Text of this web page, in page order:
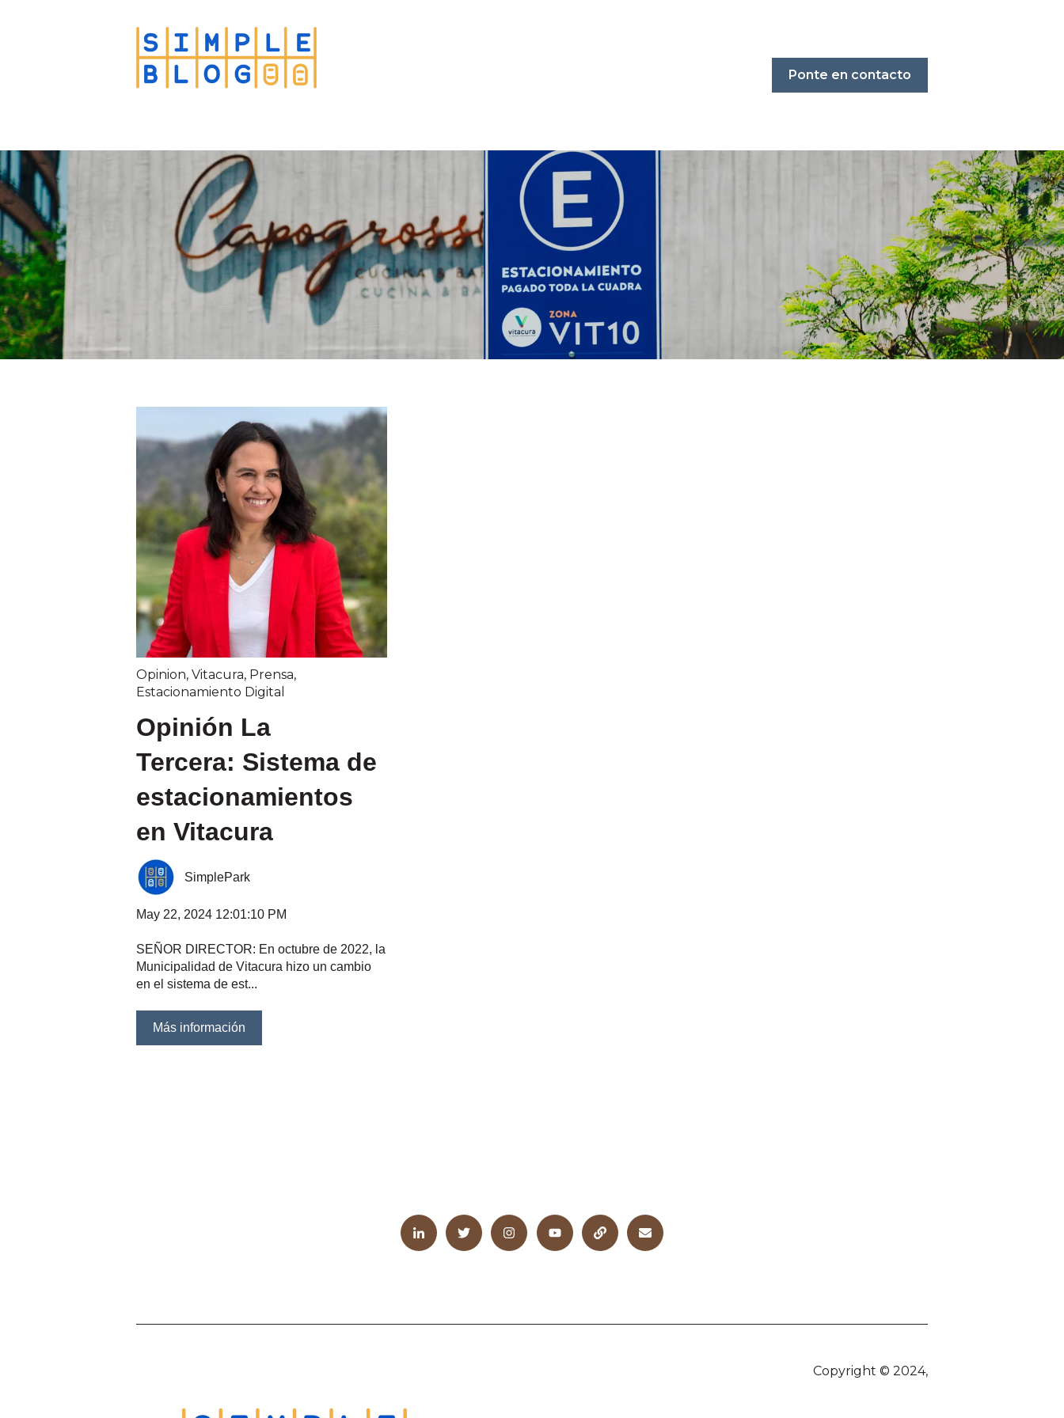
Ponte en contacto
Opinion, Vitacura, Prensa,
Estacionamiento Digital
Opinión La
Tercera: Sistema de
estacionamientos
en Vitacura
SimplePark
May 22, 2024 12:01:10 PM
SEÑOR DIRECTOR: En octubre de 2022, la
Municipalidad de Vitacura hizo un cambio
en el sistema de est...
Más información
Copyright © 2024,